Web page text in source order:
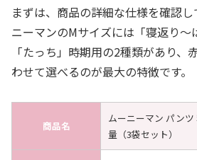
まずは、商品の詳細な仕様を確認
ニーマンのMサイズには「寝返り〜
「たっち」時期用の2種類があり、
わせて選べるのが最大の特徴です。
商品名
ムーニーマン パン
量（3袋セット）